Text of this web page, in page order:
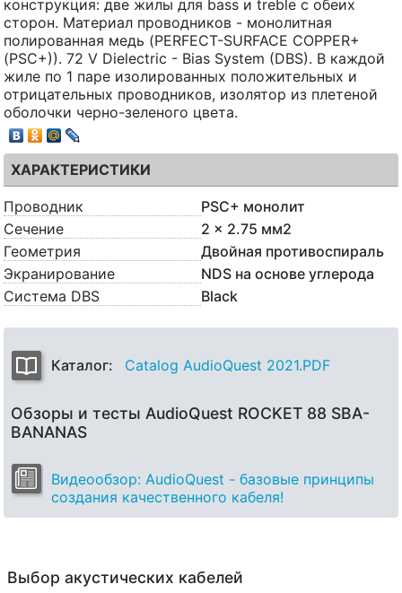
конструкция: две жилы для bass и treble с обеих
сторон. Материал проводников - монолитная
полированная медь (PERFECT-SURFACE COPPER+
(PSC+)). 72 V Dielectric - Bias System (DBS). В каждой
жиле по 1 паре изолированных положительных и
отрицательных проводников, изолятор из плетеной
оболочки черно-зеленого цвета.
ХАРАКТЕРИСТИКИ
Проводник
PSC+ монолит
Сечение
2 x 2.75 мм2
Геометрия
Двойная противоспираль
Экранирование
NDS на основе углерода
Система DBS
Black
Каталог: Catalog AudioQuest 2021.PDF
Обзоры и тесты AudioQuest ROCKET 88 SBA-
BANANAS
Видеообзор: AudioQuest - базовые принципы
создания качественного кабеля!
Выбор акустических кабелей